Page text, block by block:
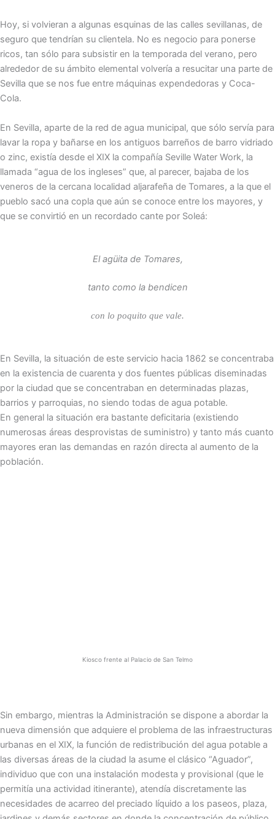
Hoy, si volvieran a algunas esquinas de las calles sevillanas, de
seguro que tendrían su clientela. No es negocio para ponerse
ricos, tan sólo para subsistir en la temporada del verano, pero
alrededor de su ámbito elemental volvería a resucitar una parte de
Sevilla que se nos fue entre máquinas expendedoras y Coca-
Cola.
En Sevilla, aparte de la red de agua municipal, que sólo servía para
lavar la ropa y bañarse en los antiguos barreños de barro vidriado
o zinc, existía desde el XIX la compañía Seville Water Work, la
llamada “agua de los ingleses” que, al parecer, bajaba de los
veneros de la cercana localidad aljarafeña de Tomares, a la que el
pueblo sacó una copla que aún se conoce entre los mayores, y
que se convirtió en un recordado cante por Soleá:
El agüita de Tomares,
tanto como la bendicen
con lo poquito que vale.
En Sevilla, la situación de este servicio hacia 1862 se concentraba
en la existencia de cuarenta y dos fuentes públicas diseminadas
por la ciudad que se concentraban en determinadas plazas,
barrios y parroquias, no siendo todas de agua potable.
En general la situación era bastante deficitaria (existiendo
numerosas áreas desprovistas de suministro) y tanto más cuanto
mayores eran las demandas en razón directa al aumento de la
población.
Kiosco frente al Palacio de San Telmo
Sin embargo, mientras la Administración se dispone a abordar la
nueva dimensión que adquiere el problema de las infraestructuras
urbanas en el XIX, la función de redistribución del agua potable a
las diversas áreas de la ciudad la asume el clásico “Aguador”,
individuo que con una instalación modesta y provisional (que le
permitía una actividad itinerante), atendía discretamente las
necesidades de acarreo del preciado líquido a los paseos, plaza,